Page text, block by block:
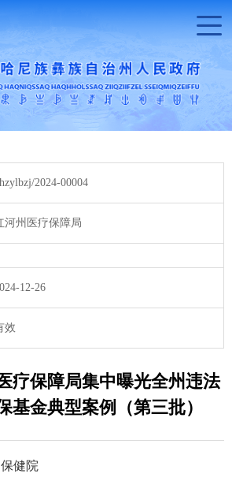
2024-00004
河州医疗保障局
12-26
效
疗保障局集中曝光全州违法
基金典型案例（第三批）
健院